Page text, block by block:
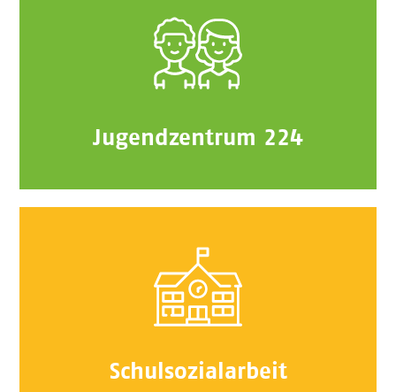
Jugendzentrum 224
Schulsozialarbeit